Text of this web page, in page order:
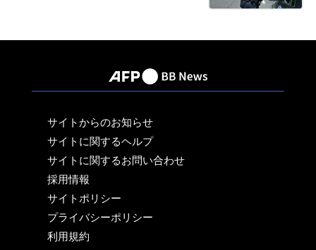
サイトからのお知らせ
サイトに関するヘルプ
サイトに関するお問い合わせ
採用情報
サイトポリシー
プライバシーポリシー
利用規約